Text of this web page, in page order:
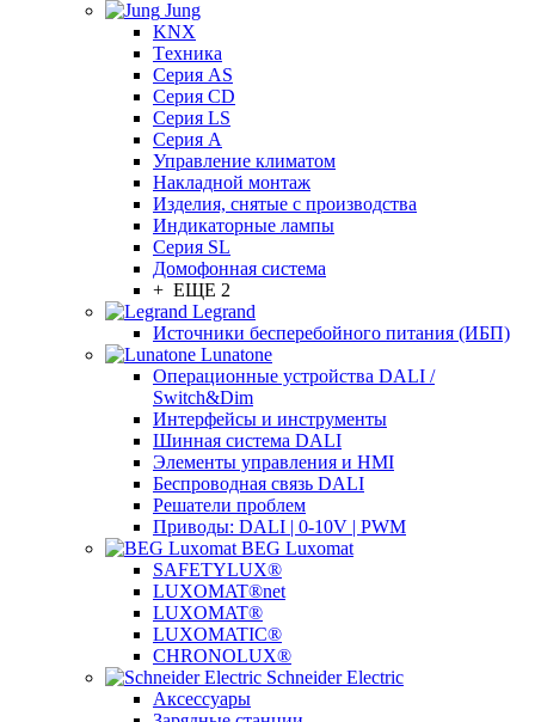
Jung
KNX
Tехника
Серия AS
Серия CD
Серия LS
Серия A
Управление климатом
Накладной монтаж
Изделия, снятые с производства
Индикаторные лампы
Серия SL
Домофонная система
+ ЕЩЕ 2
Legrand
Источники бесперебойного питания (ИБП)
Lunatone
Операционные устройства DALI /
Switch&Dim
Интерфейсы и инструменты
Шинная система DALI
Элементы управления и HMI
Беспроводная связь DALI
Решатели проблем
Приводы: DALI | 0-10V | PWM
BEG Luxomat
SAFETYLUX®
LUXOMAT®net
LUXOMAT®
LUXOMATIC®
CHRONOLUX®
Schneider Electric
Аксессуары